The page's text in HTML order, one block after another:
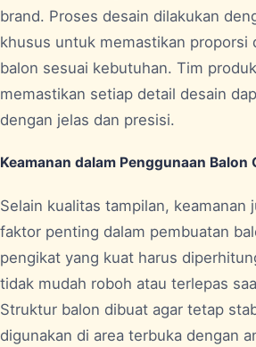
brand. Proses desain dilakukan
khusus untuk memastikan proporsi
balon sesuai kebutuhan. Tim
memastikan setiap detail desain
dengan jelas dan presisi.
Keamanan dalam Penggunaan Balon
Selain kualitas tampilan, keamanan
faktor penting dalam pembuatan
pengikat yang kuat harus
tidak mudah roboh atau terlepas
Struktur balon dibuat agar tetap
digunakan di area terbuka dengan